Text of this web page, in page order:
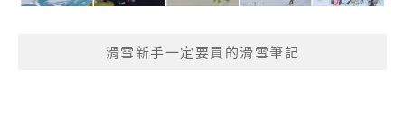
滑雪新手一定要買的滑雪筆記